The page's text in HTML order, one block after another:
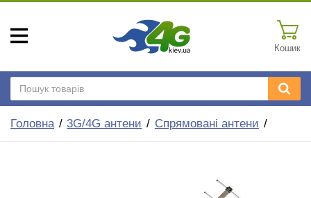
Кошик
Головна 3G/4G антени Спрямовані антени